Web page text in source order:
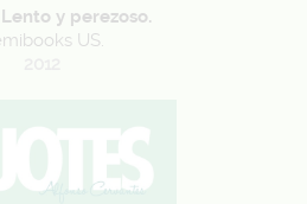
y perezoso.
US.